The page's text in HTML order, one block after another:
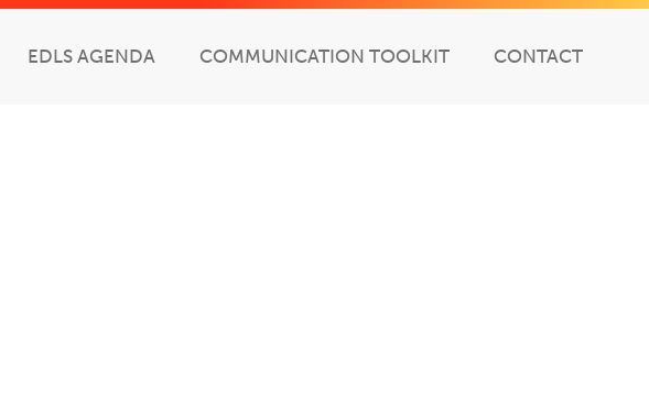
EDLS AGENDA COMMUNICATION TOOLKIT CONTACT